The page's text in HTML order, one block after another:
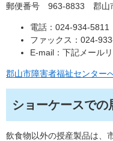
郵便番号 963-8833 郡山
電話：024-934-5811
ファックス：024-
E-mail：下記メール
郡山市障害者福祉センター
ショーケースでの
飲食物以外の授産製品は、